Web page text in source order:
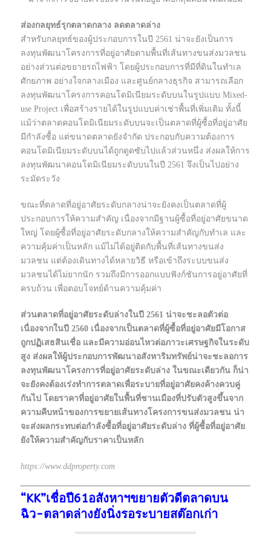
ส่องกลยุทธ์รุกตลาดกลาง ลดตลาดล่าง
สำหรับกลยุทธ์ของผู้ประกอบการในปี 2561 น่าจะยังเป็นการ
ลงทุนพัฒนาโครงการที่อยู่อาศัยตามพื้นที่เส้นทางขนส่งมวลชน
อย่างส่วนต่อขยายรถไฟฟ้า โดยผู้ประกอบการที่มีที่ดินในทำเล
ศักยภาพ อย่างใจกลางเมือง และศูนย์กลางธุรกิจ สามารถเลือก
ลงทุนพัฒนาโครงการคอนโดมิเนียมระดับบนในรูปแบบ Mixed-
use Project เพื่อสร้างรายได้ในรูปแบบค่าเช่าพื้นที่เพิ่มเติม ทั้งนี้
แม้ว่าตลาดคอนโดมิเนียมระดับบนจะเป็นตลาดที่ผู้ซื้อที่อยู่อาศัย
มีกำลังซื้อ แต่ขนาดตลาดยังจำกัด ประกอบกับความต้องการ
คอนโดมิเนียมระดับบนได้ถูกดูดซับไปแล้วส่วนหนึ่ง ส่งผลให้การ
ลงทุนพัฒนาคอนโดมิเนียมระดับบนในปี 2561 จึงเป็นไปอย่าง
ระมัดระวัง
ขณะที่ตลาดที่อยู่อาศัยระดับกลางน่าจะยังคงเป็นตลาดที่ผู้
ประกอบการให้ความสำคัญ เนื่องจากมีฐานผู้ซื้อที่อยู่อาศัยขนาด
ใหญ่ โดยผู้ซื้อที่อยู่อาศัยระดับกลางให้ความสำคัญกับทำเล และ
ความคุ้มค่าเป็นหลัก แม้ไม่ได้อยู่ติดกับพื้นที่เส้นทางขนส่ง
มวลชน แต่ต้องเดินทางได้หลายวิธี หรือเข้าถึงระบบขนส่ง
มวลชนได้ไม่ยากนัก รวมถึงมีการออกแบบฟังก์ชันการอยู่อาศัยที่
ครบถ้วน เพื่อตอบโจทย์ด้านความคุ้มค่า
ส่วนตลาดที่อยู่อาศัยระดับล่างในปี 2561 น่าจะชะลอตัวต่อ
เนื่องจากในปี 2560 เนื่องจากเป็นตลาดที่ผู้ซื้อที่อยู่อาศัยมีโอกาส
ถูกปฏิเสธสินเชื่อ และมีความอ่อนไหวต่อภาวะเศรษฐกิจในระดับ
สูง ส่งผลให้ผู้ประกอบการพัฒนาอสังหาริมทรัพย์น่าจะชะลอการ
ลงทุนพัฒนาโครงการที่อยู่อาศัยระดับล่าง ในขณะเดียวกัน ก็น่า
จะยังคงต้องเร่งทำการตลาดเพื่อระบายที่อยู่อาศัยคงค้างควบคู่
กันไป โดยราคาที่อยู่อาศัยในพื้นที่ชานเมืองที่ปรับตัวสูงขึ้นจาก
ความคืบหน้าของการขยายเส้นทางโครงการขนส่งมวลชน น่า
จะส่งผลกระทบต่อกำลังซื้อที่อยู่อาศัยระดับล่าง ที่ผู้ซื้อที่อยู่อาศัย
ยังให้ความสำคัญกับราคาเป็นหลัก
https://www.ddproperty.com
“KK”เชื่อปี61อสังหาฯขยายตัวดีตลาดบน
ฉิว-ตลาดล่างยังนิ่งรอระบายสต๊อกเก่า